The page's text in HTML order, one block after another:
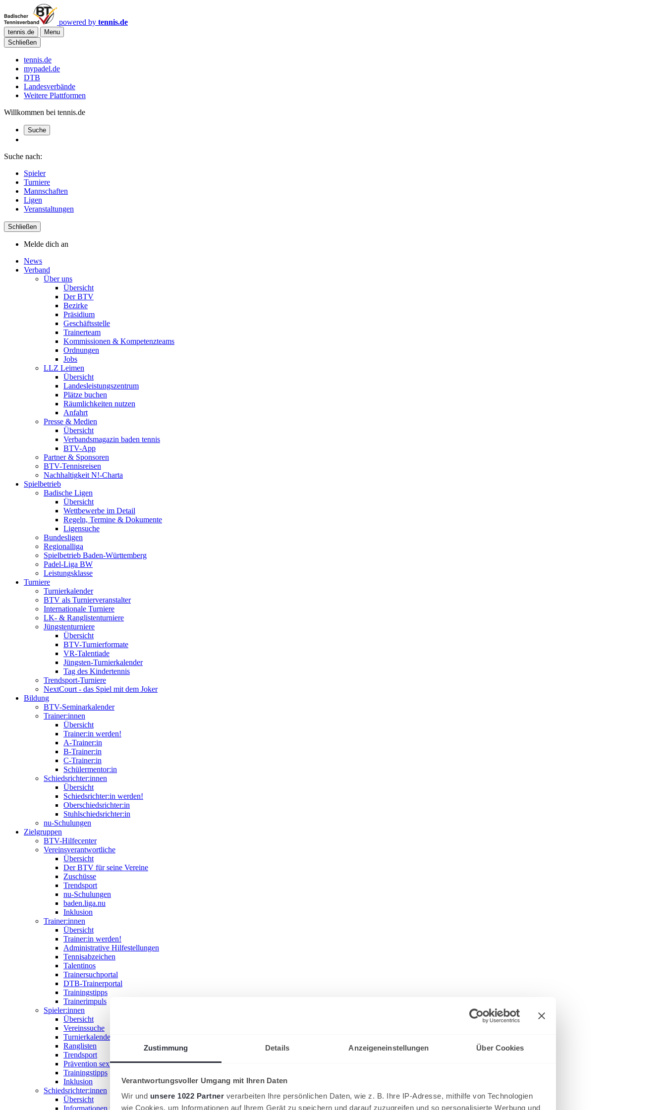
Zustimmung Details Anzeigeneinstellungen Über Cookies
Verantwortungsvoller Umgang mit Ihren Daten
Wir und unsere 1022 Partner verarbeiten Ihre persönlichen Daten, wie z. B. Ihre IP-Adresse, mithilfe von Technologien
wie Cookies, um Informationen auf Ihrem Gerät zu speichern und darauf zuzugreifen und so personalisierte Werbung und
powered by tennis.de
tennis.de
Menu
Schließen
tennis.de
mypadel.de
DTB
Landesverbände
Weitere Plattformen
Willkommen bei tennis.de
Suche
Suche nach:
Spieler
Turniere
Mannschaften
Ligen
Veranstaltungen
Schließen
Melde dich an
News
Verband
Über uns
Übersicht
Der BTV
Bezirke
Präsidium
Geschäftsstelle
Trainerteam
Kommissionen & Kompetenzteams
Ordnungen
Jobs
LLZ Leimen
Übersicht
Landesleistungszentrum
Plätze buchen
Räumlichkeiten nutzen
Anfahrt
Presse & Medien
Übersicht
Verbandsmagazin baden tennis
BTV-App
Partner & Sponsoren
BTV-Tennisreisen
Nachhaltigkeit N!-Charta
Spielbetrieb
Badische Ligen
Übersicht
Wettbewerbe im Detail
Regeln, Termine & Dokumente
Ligensuche
Bundesligen
Regionalliga
Spielbetrieb Baden-Württemberg
Padel-Liga BW
Leistungsklasse
Turniere
Turnierkalender
BTV als Turnierveranstalter
Internationale Turniere
LK- & Ranglistenturniere
Jüngstenturniere
Übersicht
BTV-Turnierformate
VR-Talentiade
Jüngsten-Turnierkalender
Tag des Kindertennis
Trendsport-Turniere
NextCourt - das Spiel mit dem Joker
Bildung
BTV-Seminarkalender
Trainer:innen
Übersicht
Trainer:in werden!
A-Trainer:in
B-Trainer:in
C-Trainer:in
Schülermentor:in
Schiedsrichter:innen
Übersicht
Schiedsrichter:in werden!
Oberschiedsrichter:in
Stuhlschiedsrichter:in
nu-Schulungen
Zielgruppen
BTV-Hilfecenter
Vereinsverantwortliche
Übersicht
Der BTV für seine Vereine
Zuschüsse
Trendsport
nu-Schulungen
baden.liga.nu
Inklusion
Trainer:innen
Übersicht
Trainer:in werden!
Administrative Hilfestellungen
Tennisabzeichen
Talentinos
Trainersuchportal
DTB-Trainerportal
Trainingstipps
Trainerimpuls
Spieler:innen
Übersicht
Vereinssuche
Turnierkalender
Ranglisten
Trendsport
Prävention sexualisierter Gewalt
Trainingstipps
Inklusion
Schiedsrichter:innen
Übersicht
Informationen zum Schiedsrichterwesen